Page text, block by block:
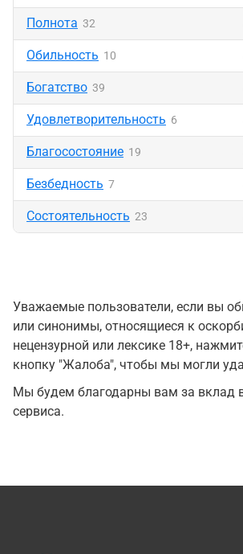
Полнота 32
Обильность 10
Богатство 39
Удовлетворительность 6
Благосостояние 19
Безбедность 7
Состоятельность 23
Уважаемые пользователи, если вы
или синонимы, относящиеся к
нецензурной или лексике 18+,
кнопку "Жалоба", чтобы мы могли
Мы будем благодарны вам за вклад
сервиса.